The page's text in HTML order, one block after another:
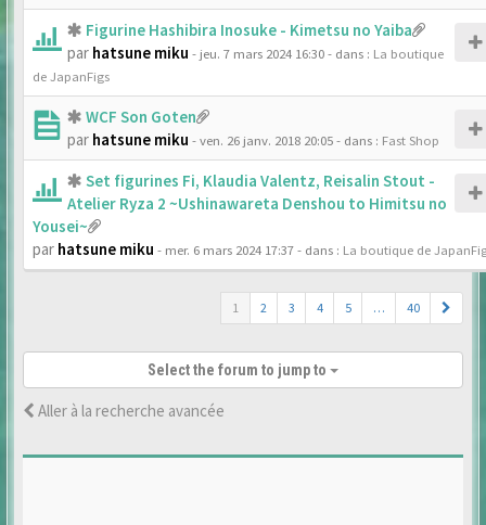
Figurine Hashibira Inosuke - Kimetsu no Yaiba
par hatsune miku - jeu. 7 mars 2024 16:30- dans : La boutique
de JapanFigs
WCF Son Goten
par hatsune miku - ven. 26 janv. 2018 20:05- dans : Fast Shop
Set figurines Fi, Klaudia Valentz, Reisalin Stout -
Atelier Ryza 2 ~Ushinawareta Denshou to Himitsu no
Yousei~
par hatsune miku - mer. 6 mars 2024 17:37- dans : La boutique de
1 2 3 4 5 … 40
Select the forum to jump to
Aller à la recherche avancée